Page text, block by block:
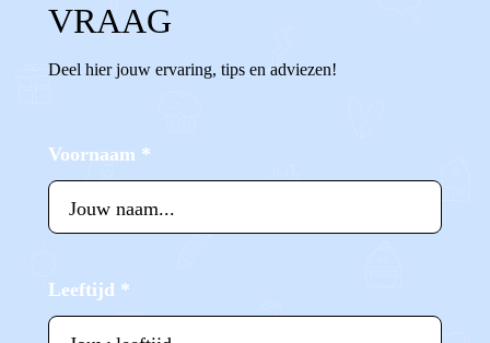
VRAAG
Deel hier jouw ervaring, tips en adviezen!
Voornaam *
Leeftijd *